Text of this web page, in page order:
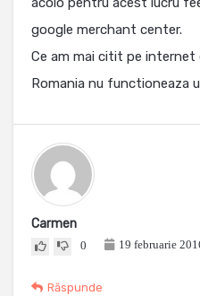
google merchant center.
Ce am mai citit pe
Romania nu functioneaza
Carmen
0 19 februarie
Răspunde